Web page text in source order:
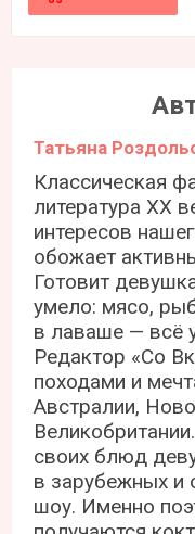
Татьяна
Классическая
литература ХХ
интересов
обожает
Готовит
умело: мясо,
в лаваше — всё
Редактор «Со
походами и
Австралии,
своих блюд
в зарубежных и
шоу. Именно